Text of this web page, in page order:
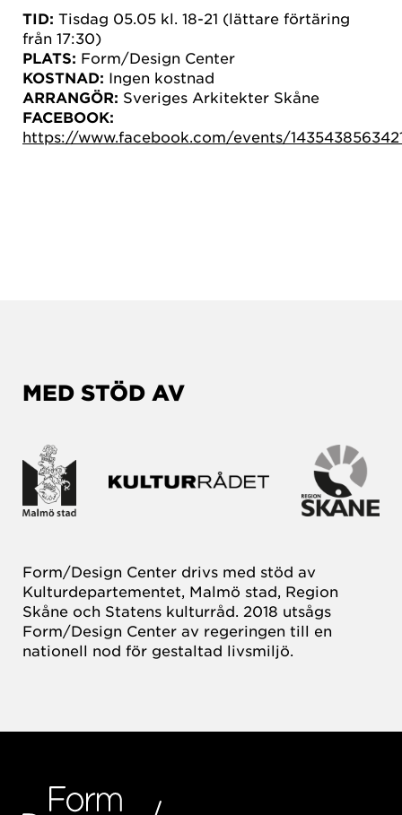
TID: Tisdag 05.05 kl. 18-21 (lättare förtäring
från 17:30)
PLATS: Form/Design Center
KOSTNAD: Ingen kostnad
ARRANGÖR: Sveriges Arkitekter Skåne
FACEBOOK:
https://www.facebook.com/events/
MED STÖD AV
Form/Design Center drivs med stöd av
Kulturdepartementet, Malmö stad, Region
Skåne och Statens kulturråd. 2018 utsågs
Form/Design Center av regeringen till en
nationell nod för gestaltad livsmiljö.